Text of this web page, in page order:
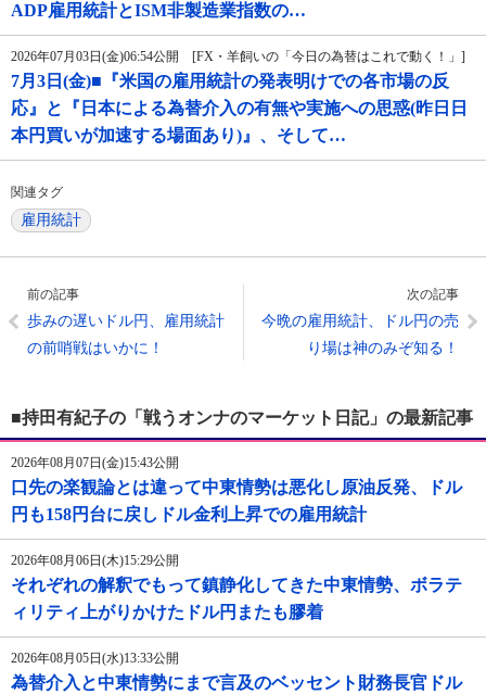
ADP雇用統計とISM非製造業指数の…
2026年07月03日(金)06:54公開 [FX・羊飼いの「今日の為替はこれで動く！」]
7月3日(金)■『米国の雇用統計の発表明けでの各市場の反
応』と『日本による為替介入の有無や実施への思惑(昨日日
本円買いが加速する場面あり)』、そして…
関連タグ
雇用統計
前の記事
歩みの遅いドル円、雇用統計
の前哨戦はいかに！
次の記事
今晩の雇用統計、ドル円の売
り場は神のみぞ知る！
■持田有紀子の「戦うオンナのマーケット日記」の最新記事
2026年08月07日(金)15:43公開
口先の楽観論とは違って中東情勢は悪化し原油反発、ドル
円も158円台に戻しドル金利上昇での雇用統計
2026年08月06日(木)15:29公開
それぞれの解釈でもって鎮静化してきた中東情勢、ボラテ
ィリティ上がりかけたドル円またも膠着
2026年08月05日(水)13:33公開
為替介入と中東情勢にまで言及のベッセント財務長官ドル